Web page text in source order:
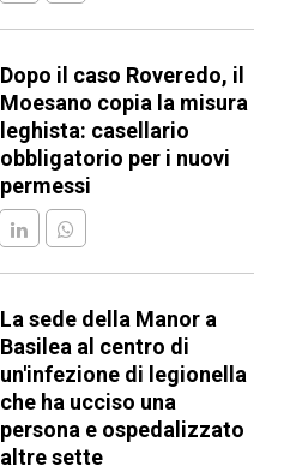
Dopo il caso Roveredo, il
Moesano copia la misura
leghista: casellario
obbligatorio per i nuovi
permessi
La sede della Manor a
Basilea al centro di
un'infezione di legionella
che ha ucciso una
persona e ospedalizzato
altre sette